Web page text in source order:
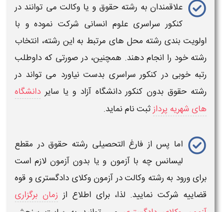
علاقمندان به رشته حقوق و یا وکالت می توانند در
کنکور سراسری علوم انسانی شرکت نموده و با
اولویت بندی رشته محل های مرتبط به این رشته، انتخاب
رشته خود را انجام دهند. همچنین، در صورتی که داوطلب
رتبه خوبی در کنکور سراسری بدست نیاورد می تواند در
رشته حقوق بدون کنکوردانشگاه آزاد و یا سایر دانشگاه
های شهریه پردازثبت نام نماید.
اما پس از فارغ التحصیلی رشته حقوق در مقطع
لیسانس چه با آزمون و یا بدون آزمون لازم است
برای ورود به رشته وکالتدرآزمون وکلای دادگستری و قوه
قضاییه شرکت نمایید. لذا، برای اطلاع از زمان برگزاری